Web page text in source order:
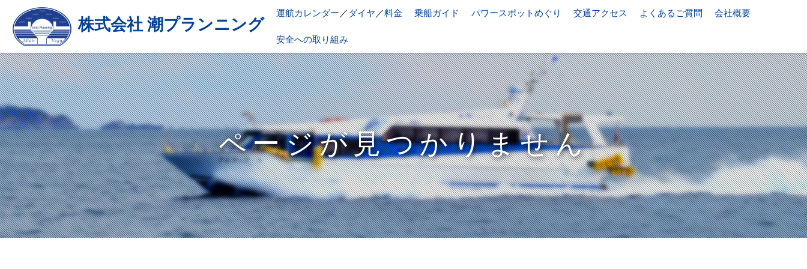
株式会社 潮プランニング
運航カレンダー ／ ダイヤ ／料金 乗船ガイド パワースポットめぐり 交通アクセス よくあるご質問 会社概要
安全への取り組み
ページが見つかりません